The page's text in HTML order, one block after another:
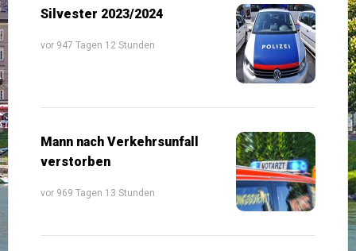
Silvester 2023/2024
vor 947 Tagen 12 Stunden
Mann nach Verkehrsunfall
verstorben
vor 969 Tagen 13 Stunden